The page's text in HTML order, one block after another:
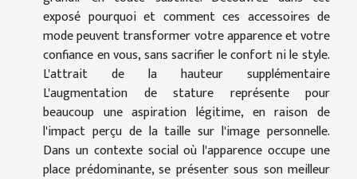
exposé pourquoi et comment ces accessoires de
mode peuvent transformer votre apparence et votre
confiance en vous, sans sacrifier le confort ni le style.
L'attrait de la hauteur supplémentaire
L'augmentation de stature représente pour
beaucoup une aspiration légitime, en raison de
l'impact perçu de la taille sur l'image personnelle.
Dans un contexte social où l'apparence occupe une
place prédominante, se présenter sous son meilleur